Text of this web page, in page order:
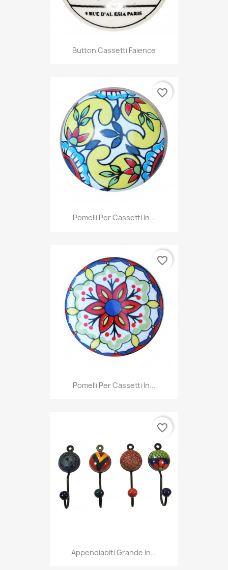
Button Cassetti Faience
Pomelli Per Cassetti In...
favorite_border
Pomelli Per Cassetti In...
favorite_border
Appendiabiti Grande In...
favorite_border